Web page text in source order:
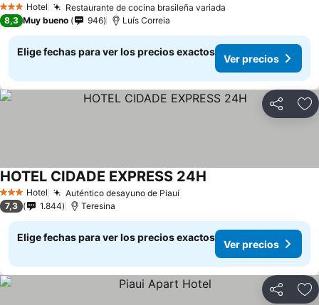
3 Estrellas
Hotel Restaurante de cocina brasileña variada
8,3 Muy bueno 946 Luís Correia
Elige fechas para ver los precios exactos
Ver precios
Compartir
3 Estrellas
Hotel Auténtico desayuno de PiauíVer precios
HOTEL CIDADE EXPRESS 24H
7,3 1.844 Teresina
Elige fechas para ver los precios exactos
Ver precios
Compartir